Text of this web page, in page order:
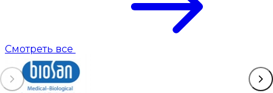
Смотреть все